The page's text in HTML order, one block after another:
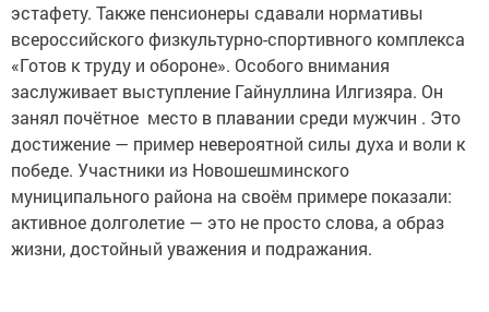
эстафету. Также пенсионеры сдавали нормативы
всероссийского физкультурно-спортивного комплекса
«Готов к труду и обороне». Особого внимания
заслуживает выступление Гайнуллина Илгизяра. Он
занял почётное место в плавании среди мужчин . Это
достижение — пример невероятной силы духа и воли к
победе. Участники из Новошешминского
муниципального района на своём примере показали:
активное долголетие — это не просто слова, а образ
жизни, достойный уважения и подражания.